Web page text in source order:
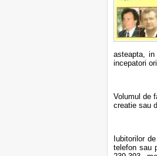
asteapta, in
incepatori
Volumul de
creatie sau
Iubitorilor
telefon sau